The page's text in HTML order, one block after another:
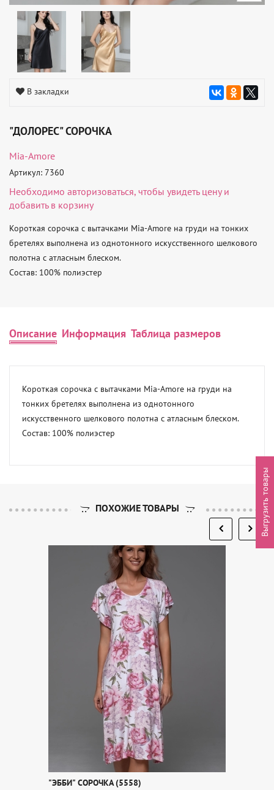
В закладки
"ДОЛОРЕС" СОРОЧКА
Mia-Amore
Артикул: 7360
Необходимо авторизоваться, чтобы увидеть цену и
добавить в корзину
Короткая сорочка с вытачками Mia-Amore на груди на тонких
бретелях выполнена из однотонного искусственного шелкового
полотна с атласным блеском.
Состав: 100% полиэстер
Описание Информация Таблица размеров
Короткая сорочка с вытачками Mia-Amore на груди на
тонких бретелях выполнена из однотонного
искусственного шелкового полотна с атласным блеском.
Состав: 100% полиэстер
ПОХОЖИЕ ТОВАРЫ
"ЭББИ" СОРОЧКА (5558)
Выгрузить товары